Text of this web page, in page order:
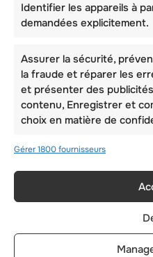
Identifier les appareils à
demandées explicitement.
Assurer la sécurité,
la fraude et réparer les
et présenter des
contenu, Enregistrer et
choix en matière de
Gérer 1800 fournisseurs
JOUR
AOÛT